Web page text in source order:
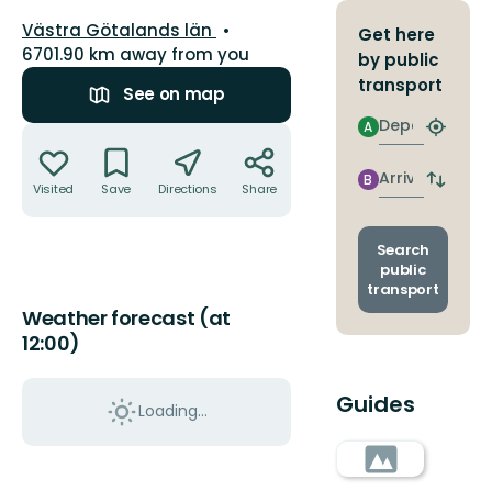
County:
Västra Götalands län
6701.90 km away from you
See on map
Visited Save Directions Share
Weather forecast (at
12:00)
Loading...
Get here
by public
transport
Departure
A
Find
stop
Arrival
B
Switch
and
Search
public
transport
Guides